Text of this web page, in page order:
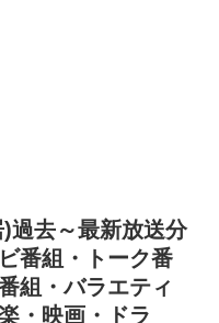
過去～最新放送分
番組・トーク番
組・バラエティ
・映画・ドラ